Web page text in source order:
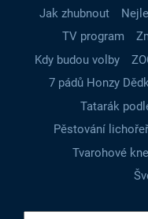
Jak zhubnout
TV program
Kdy budou volby
7 pádů Honzy
Tatarák
Pěstování
Tvarohové